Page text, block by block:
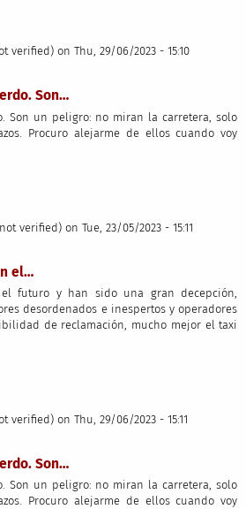
verified) on Thu, 29/06/2023 - 15:10
Son…
Son un peligro: no miran la carretera, solo
Procuro alejarme de ellos cuando voy
verified) on Tue, 23/05/2023 - 15:11
el…
futuro y han sido una gran decepción,
desordenados e inespertos y operadores
de reclamación, mucho mejor el taxi
verified) on Thu, 29/06/2023 - 15:11
Son…
Son un peligro: no miran la carretera, solo
Procuro alejarme de ellos cuando voy